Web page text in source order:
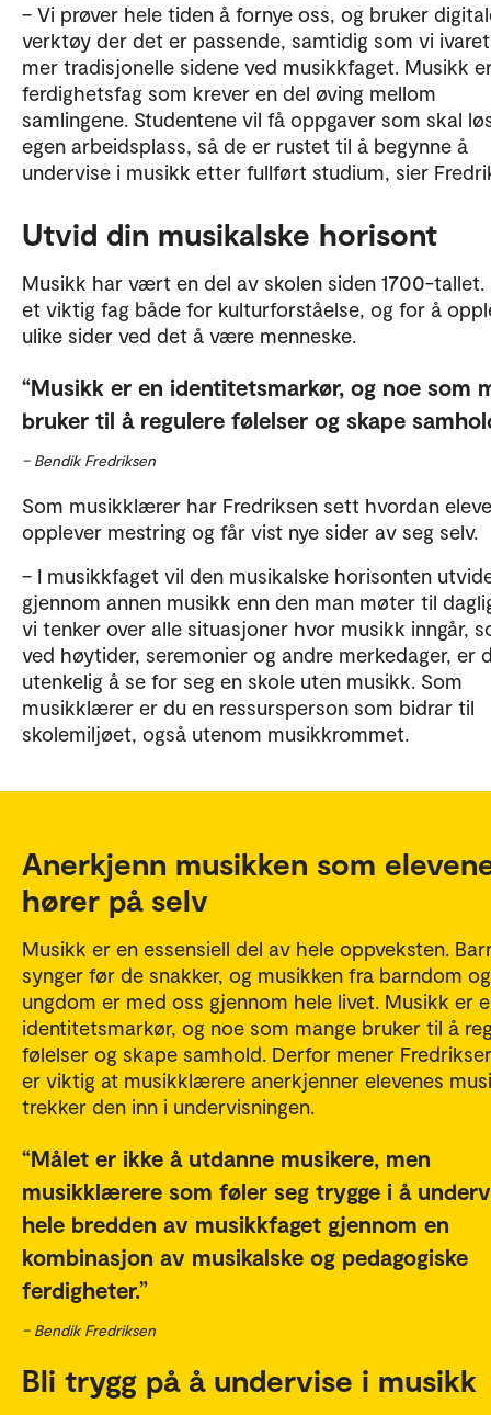
– Vi prøver hele tiden å fornye oss, og bruker
verktøy der det er passende, samtidig som vi
mer tradisjonelle sidene ved musikkfaget. Musikk
ferdighetsfag som krever en del øving mellom
samlingene. Studentene vil få oppgaver som skal
egen arbeidsplass, så de er rustet til å begynne å
undervise i musikk etter fullført studium, sier
Utvid din musikalske horisont
Musikk har vært en del av skolen siden 1700-tallet.
et viktig fag både for kulturforståelse, og for å
ulike sider ved det å være menneske.
Musikk er en identitetsmarkør, og noe som
bruker til å regulere følelser og skape
– Bendik Fredriksen
Som musikklærer har Fredriksen sett hvordan
opplever mestring og får vist nye sider av seg selv.
– I musikkfaget vil den musikalske horisonten
gjennom annen musikk enn den man møter til
vi tenker over alle situasjoner hvor musikk inngår,
ved høytider, seremonier og andre merkedager, er
utenkelig å se for seg en skole uten musikk. Som
musikklærer er du en ressursperson som bidrar til
skolemiljøet, også utenom musikkrommet.
Anerkjenn musikken som
hører på selv
Musikk er en essensiell del av hele oppveksten.
synger før de snakker, og musikken fra barndom og
ungdom er med oss gjennom hele livet. Musikk er
identitetsmarkør, og noe som mange bruker til å
følelser og skape samhold. Derfor mener
er viktig at musikklærere anerkjenner elevenes
trekker den inn i undervisningen.
Målet er ikke å utdanne musikere, men
musikklærere som føler seg trygge i å
hele bredden av musikkfaget gjennom en
kombinasjon av musikalske og pedagogiske
ferdigheter.
– Bendik Fredriksen
Bli trygg på å undervise i musikk